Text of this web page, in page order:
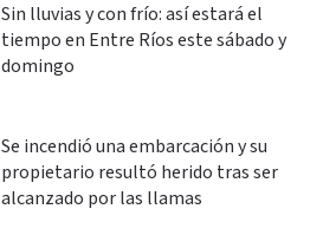
Sin lluvias y con frío: así estará el
tiempo en Entre Ríos este sábado y
domingo
Se incendió una embarcación y su
propietario resultó herido tras ser
alcanzado por las llamas